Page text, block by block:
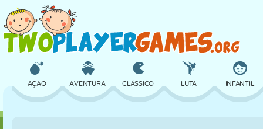
AÇÃO AVENTURA CLÁSSICO LUTA INFANTIL